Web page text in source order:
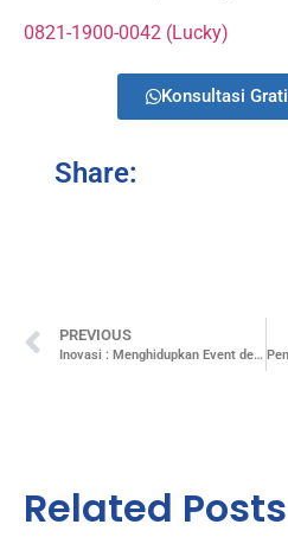
0821-1900-0042 (Lucky)
Konsultasi
Share:
PREVIOUS
Inovasi : Menghidupkan Event dengan Penggunaan Videotron
Related Posts